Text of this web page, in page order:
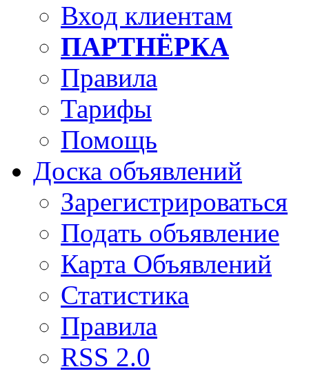
Вход клиентам
ПАРТНЁРКА
Правила
Тарифы
Помощь
Доска объявлений
Зарегистрироваться
Подать объявление
Карта Объявлений
Статистика
Правила
RSS 2.0